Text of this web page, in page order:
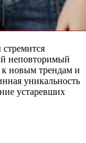
неповторимый
к новым трендам и
уникальность
устаревших